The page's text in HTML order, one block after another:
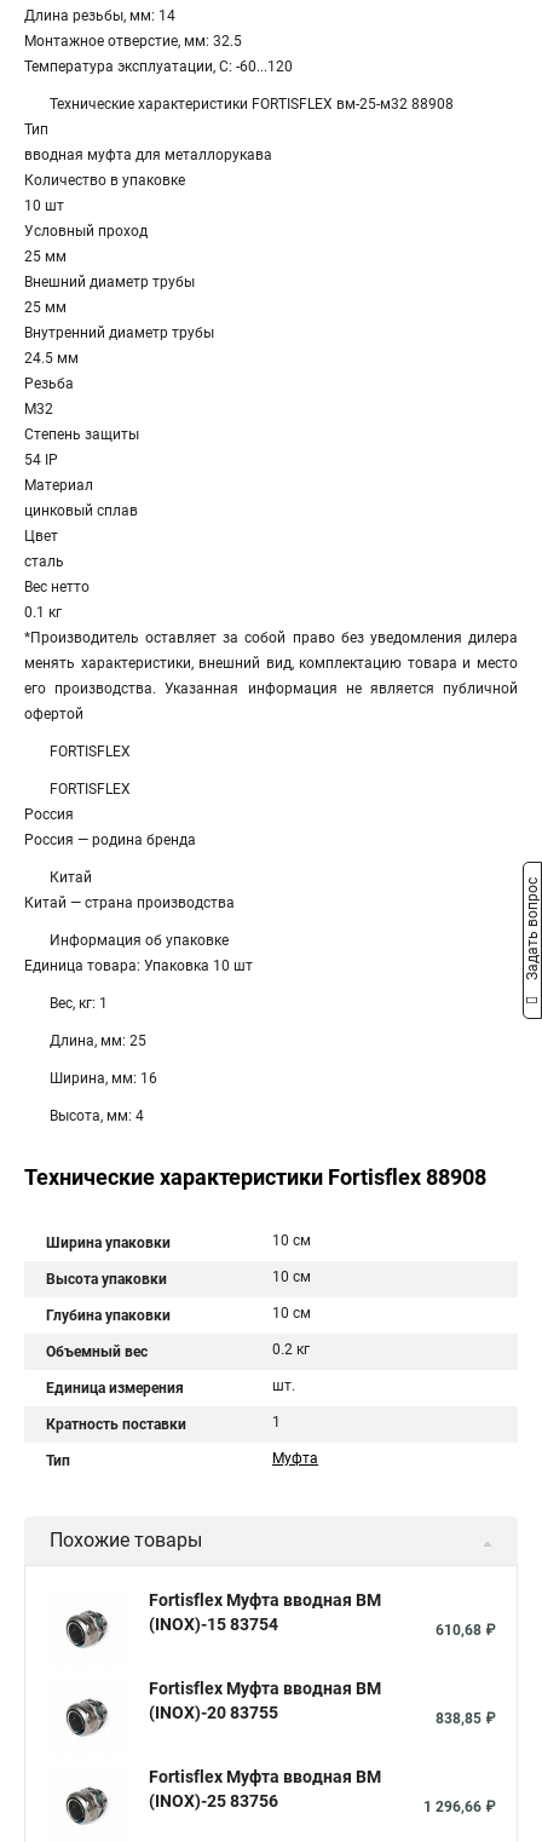
Длина резьбы, мм: 14
Монтажное отверстие, мм: 32.5
Температура эксплуатации, С: -60...120
Технические характеристики FORTISFLEX вм-25-м32 88908
Тип
вводная муфта для металлорукава
Количество в упаковке
10 шт
Условный проход
25 мм
Внешний диаметр трубы
25 мм
Внутренний диаметр трубы
24.5 мм
Резьба
M32
Степень защиты
54 IP
Материал
цинковый сплав
Цвет
сталь
Вес нетто
0.1 кг
*Производитель оставляет за собой право без уведомления дилера
менять характеристики, внешний вид, комплектацию товара и место
его производства. Указанная информация не является публичной
офертой
FORTISFLEX
FORTISFLEX
Россия
Россия — родина бренда
Китай
Китай — страна производства
Информация об упаковке
Единица товара: Упаковка 10 шт
Вес, кг: 1
Длина, мм: 25
Ширина, мм: 16
Высота, мм: 4
Технические характеристики Fortisflex 88908
Ширина упаковки 10 см
Высота упаковки 10 см
Глубина упаковки 10 см
Объемный вес 0.2 кг
Единица измерения шт.
Кратность поставки 1
Тип Муфта
Похожие товары
Fortisflex Муфта вводная ВМ
(INOX)-15 83754
610,68 ₽
Fortisflex Муфта вводная ВМ
(INOX)-20 83755
838,85 ₽
Fortisflex Муфта вводная ВМ
(INOX)-25 83756
1 296,66 ₽
Задать вопрос